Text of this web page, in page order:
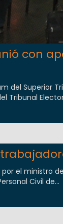
con
del Superior
Tribunal
el ministro
Civil de...